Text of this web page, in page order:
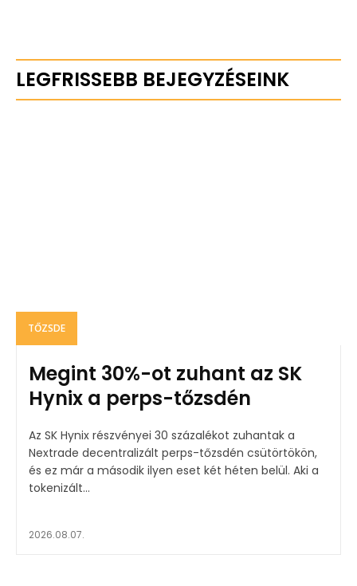
LEGFRISSEBB BEJEGYZÉSEINK
TŐZSDE
Megint 30%-ot zuhant az SK
Hynix a perps-tőzsdén
Az SK Hynix részvényei 30 százalékot zuhantak a
Nextrade decentralizált perps-tőzsdén csütörtökön,
és ez már a második ilyen eset két héten belül. Aki a
tokenizált...
2026.08.07.